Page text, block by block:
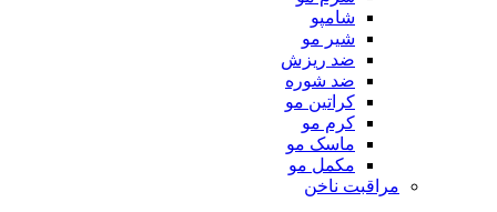
شامپو
شیر مو
ضد ریزش
ضد شوره
کراتین مو
کرم مو
ماسک مو
مکمل مو
مراقبت ناخن